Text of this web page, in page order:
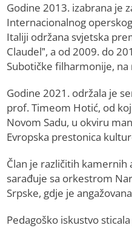
Godine 2013. izabrana je
Internacionalnog
Italiji održana svjetska
Claudel”, a od 2009. do
Subotičke filharmonije,
Godine 2021. održala je
prof. Timeom Hotić, od
Novom Sadu, u okviru
Evropska prestonica
Član je različitih kamernih
sarađuje sa orkestrom
Srpske, gdje je
Pedagoško iskustvo